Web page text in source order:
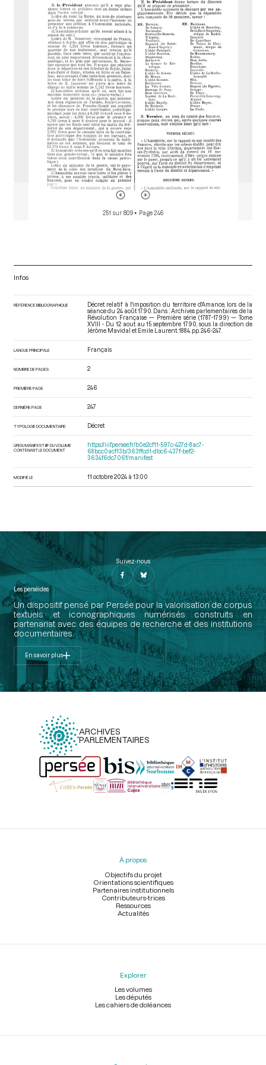
251 sur 809 • Page 246
Infos
RÉFÉRENCE BIBLIOGRAPHIQUE
Décret relatif à l'imposition du territoire d'Amance, lors de la
séance du 24 août 1790. Dans : Archives parlementaires de la
Révolution Française — Première série (1787-1799) — Tome
XVIII - Du 12 aout au 15 septembre 1790 , sous la direction de
Jérôme Mavidal et Emile Laurent. 1884. pp. 246-247.
LANGUE PRINCIPALE Français
NOMBRE DE PAGES 2
PREMIÈRE PAGE 246
DERNIÈRE PAGE 247
TYPOLOGIE DOCUMENTAIRE Décret
URI DU MANIFEST IIIF DU VOLUME
CONTENANT LE DOCUMENT
https://iiif.persee.fr/b0e2cf11-597c-427d-8ac7-
68bcc0acf13b/363ffcd1-dbc6-437f-bef2-
3634f6dc706f/manifest
MODIFIÉ LE 11 octobre 2024 à 13:00
Suivez-nous
Les perséides
Un dispositif pensé par Persée pour la valorisation de corpus
textuels et iconographiques numérisés construits en
partenariat avec des équipes de recherche et des institutions
documentaires.
En savoir plus
ARCHIVES
PARLEMENTAIRES
Menu
À propos
Objectifs du projet
Orientations scientifiques
Partenaires institutionnels
Contributeurs-trices
Ressources
Actualités
Explorer
Les volumes
Les députés
Les cahiers de doléances